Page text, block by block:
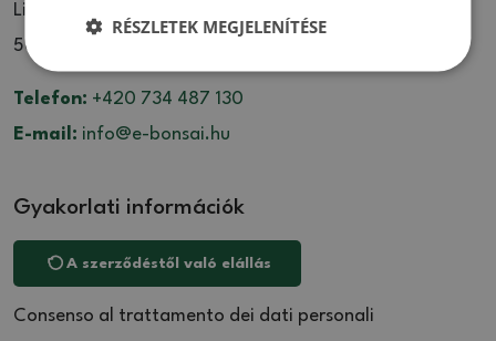
Libčany 137
503 22 Libčany
Telefon: +420 734 487 130
E-mail: info@e-bonsai.hu
Gyakorlati információk
A szerződéstől való elállás
Consenso al trattamento dei dati personali
RÉSZLETEK MEGJELENÍTÉSE